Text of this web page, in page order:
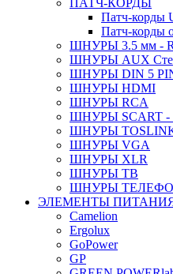
ПАТЧ-КОРДЫ
Патч-корды
Патч-корды
ШНУРЫ 3.5 мм -
ШНУРЫ AUX
ШНУРЫ DIN 5
ШНУРЫ HDMI
ШНУРЫ RCA
ШНУРЫ SCART -
ШНУРЫ
ШНУРЫ VGA
ШНУРЫ XLR
ШНУРЫ ТВ
ШНУРЫ
ЭЛЕМЕНТЫ
Camelion
Ergolux
GoPower
GP